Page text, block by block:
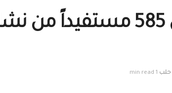
أكثر من 585
حلب 1 min read